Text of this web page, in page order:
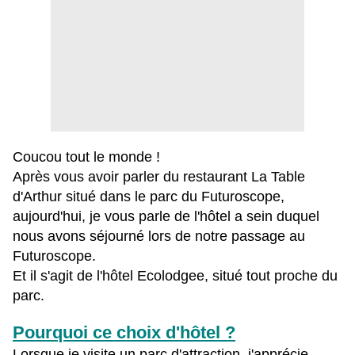
Coucou tout le monde !
Après vous avoir parler du restaurant La Table
d'Arthur situé dans le parc du Futuroscope,
aujourd'hui, je vous parle de l'hôtel a sein duquel
nous avons séjourné lors de notre passage au
Futuroscope.
Et il s'agit de l'hôtel Ecolodgee, situé tout proche du
parc.
Pourquoi ce choix d'hôtel ?